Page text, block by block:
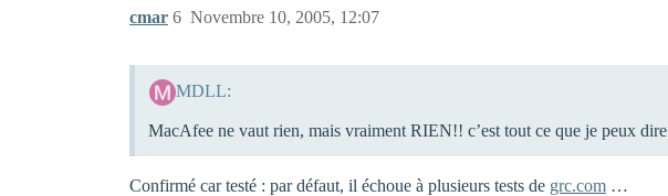
cmar Novembre 10, 2005, 12:07
6
MDLL:
MacAfee ne vaut rien, mais vraiment RIEN!! c’est tout ce que je peux dire
Confirmé car testé : par défaut, il échoue à plusieurs tests de grc.com …